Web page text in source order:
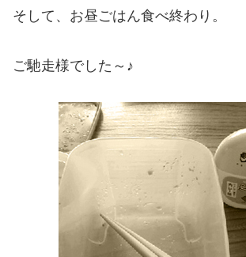
そして、お昼ごはん食べ終わり。
ご馳走様でした～♪